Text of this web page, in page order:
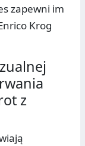
zapewni im
Krog
z